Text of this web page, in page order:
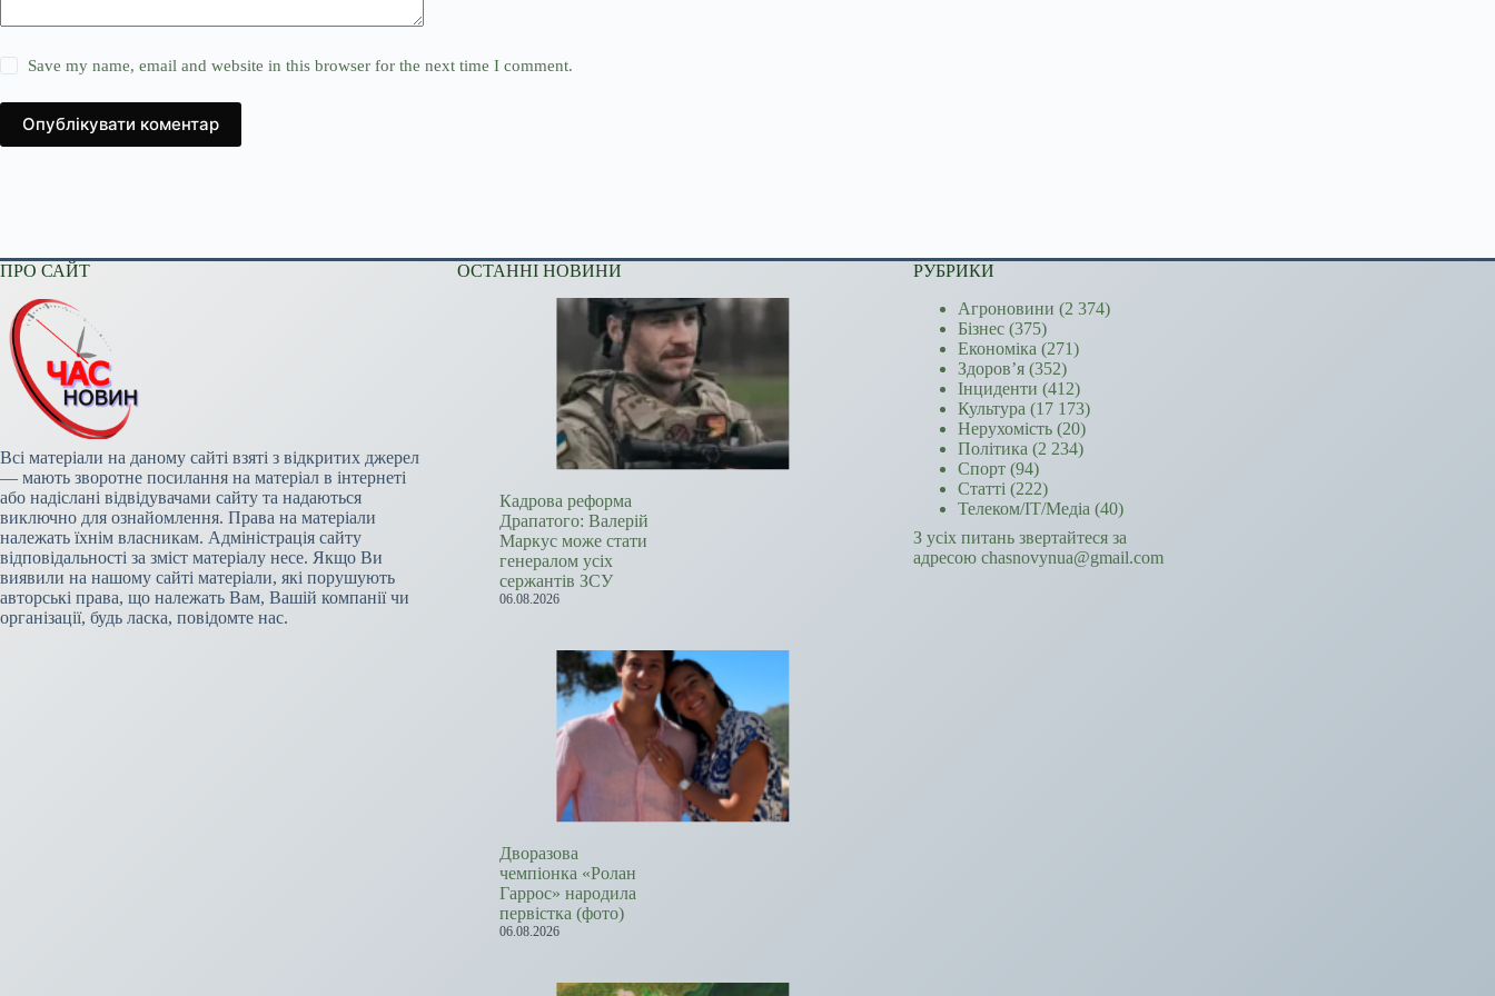
Save my name, email and website in this browser for the next time I comment.
Опублікувати коментар
ПРО САЙТ
Всі матеріали на даному сайті взяті з відкритих джерел
— мають зворотне посилання на матеріал в інтернеті
або надіслані відвідувачами сайту та надаються
виключно для ознайомлення. Права на матеріали
належать їхнім власникам. Адміністрація сайту
відповідальності за зміст матеріалу несе. Якщо Ви
виявили на нашому сайті матеріали, які порушують
авторські права, що належать Вам, Вашій компанії чи
організації, будь ласка, повідомте нас.
ОСТАННІ НОВИНИ
Кадрова реформа
Драпатого: Валерій
Маркус може стати
генералом усіх
сержантів ЗСУ
06.08.2026
Дворазова
чемпіонка «Ролан
Гаррос» народила
первістка (фото)
06.08.2026
РУБРИКИ
Агроновини (2 374)
Бізнес (375)
Економіка (271)
Здоров’я (352)
Інциденти (412)
Культура (17 173)
Нерухомість (20)
Політика (2 234)
Спорт (94)
Статті (222)
Телеком/ІТ/Медіа (40)
З усіх питань звертайтеся за
адресою chasnovynua@gmail.com